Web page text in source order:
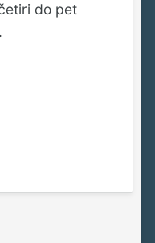
do pet